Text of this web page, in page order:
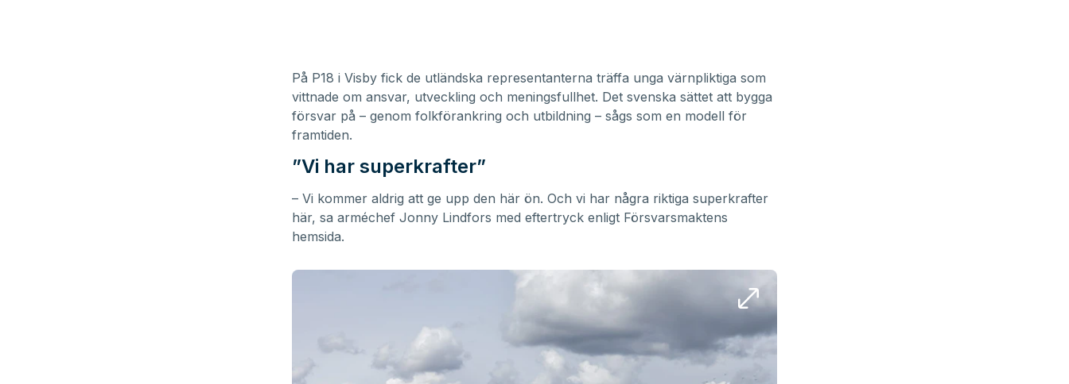
På P18 i Visby fick de utländska representanterna träffa unga värnpliktiga som
vittnade om ansvar, utveckling och meningsfullhet. Det svenska sättet att bygga
försvar på – genom folkförankring och utbildning – sågs som en modell för
framtiden.
”Vi har superkrafter”
– Vi kommer aldrig att ge upp den här ön. Och vi har några riktiga superkrafter
här, sa arméchef Jonny Lindfors med eftertryck enligt Försvarsmaktens
hemsida.